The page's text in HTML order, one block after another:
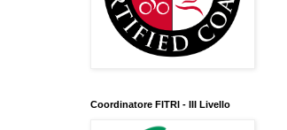
Coordinatore FITRI - III Livello